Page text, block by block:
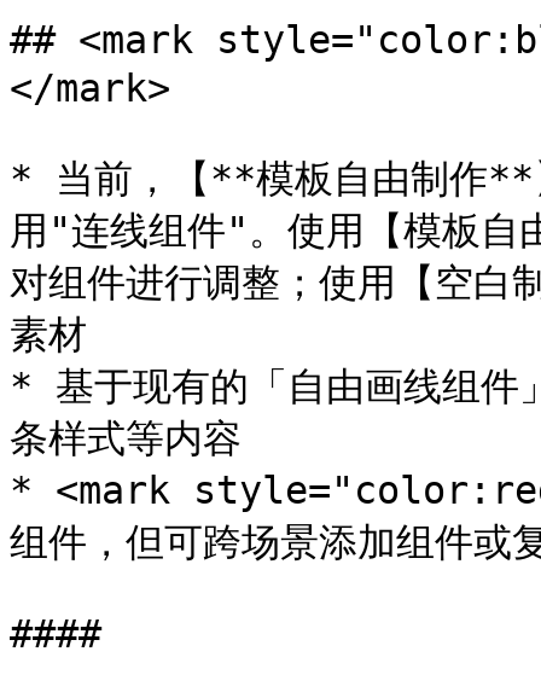
## <mark
</mark>
* 当前，【**模板自由制作
用"连线组件"。使用【模板自
对组件进行调整；使用【空白
素材
* 基于现有的「自由画线组件
条样式等内容
* <mark
组件，但可跨场景添加组件或
####